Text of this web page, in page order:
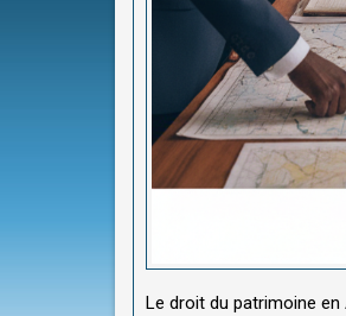
Le droit du patrimoine